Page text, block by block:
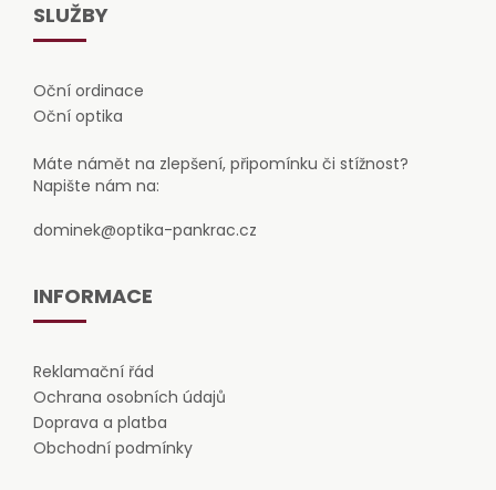
SLUŽBY
Oční ordinace
Oční optika
Máte námět na zlepšení, připomínku či stížnost?
Napište nám na:
dominek@optika-pankrac.cz
INFORMACE
Reklamační řád
Ochrana osobních údajů
Doprava a platba
Obchodní podmínky